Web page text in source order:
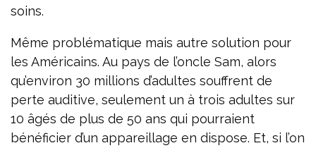
soins.
Même problématique mais autre solution pour
les Américains. Au pays de l’oncle Sam, alors
qu’environ 30 millions d’adultes souffrent de
perte auditive, seulement un à trois adultes sur
10 âgés de plus de 50 ans qui pourraient
bénéficier d’un appareillage en dispose. Et, si l’on